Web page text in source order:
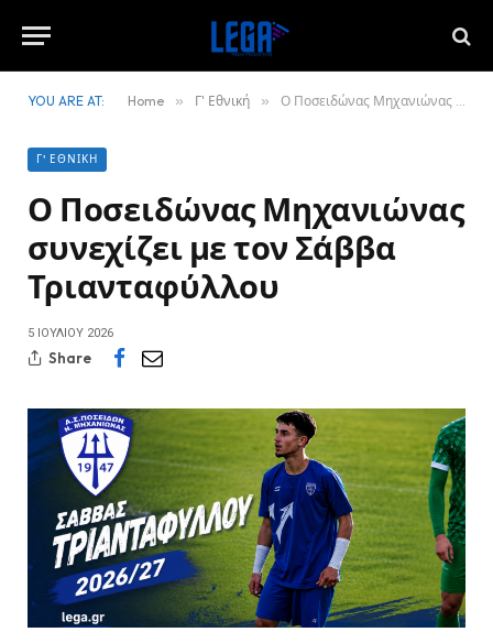
YOU ARE AT: Home » Γ' Εθνική » Ο Ποσειδώνας Μηχανιώνας συνεχίζει με τον Σάββα Τριανταφύλλου
Γ' ΕΘΝΙΚΉ
Ο Ποσειδώνας Μηχανιώνας
συνεχίζει με τον Σάββα
Τριανταφύλλου
5 ΙΟΥΛΊΟΥ 2026
Share